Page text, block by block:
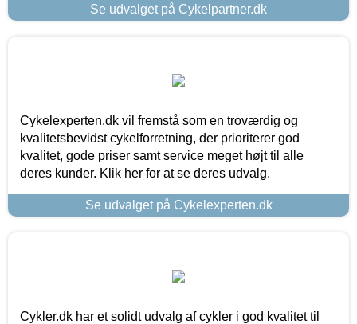
Se udvalget på Cykelpartner.dk
Cykelexperten.dk vil fremstå som en troværdig og
kvalitetsbevidst cykelforretning, der prioriterer god
kvalitet, gode priser samt service meget højt til alle
deres kunder. Klik her for at se deres udvalg.
Se udvalget på Cykelexperten.dk
Cykler.dk har et solidt udvalg af cykler i god kvalitet til